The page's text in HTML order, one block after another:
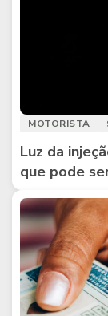
MOTORISTA
Luz da
que pode